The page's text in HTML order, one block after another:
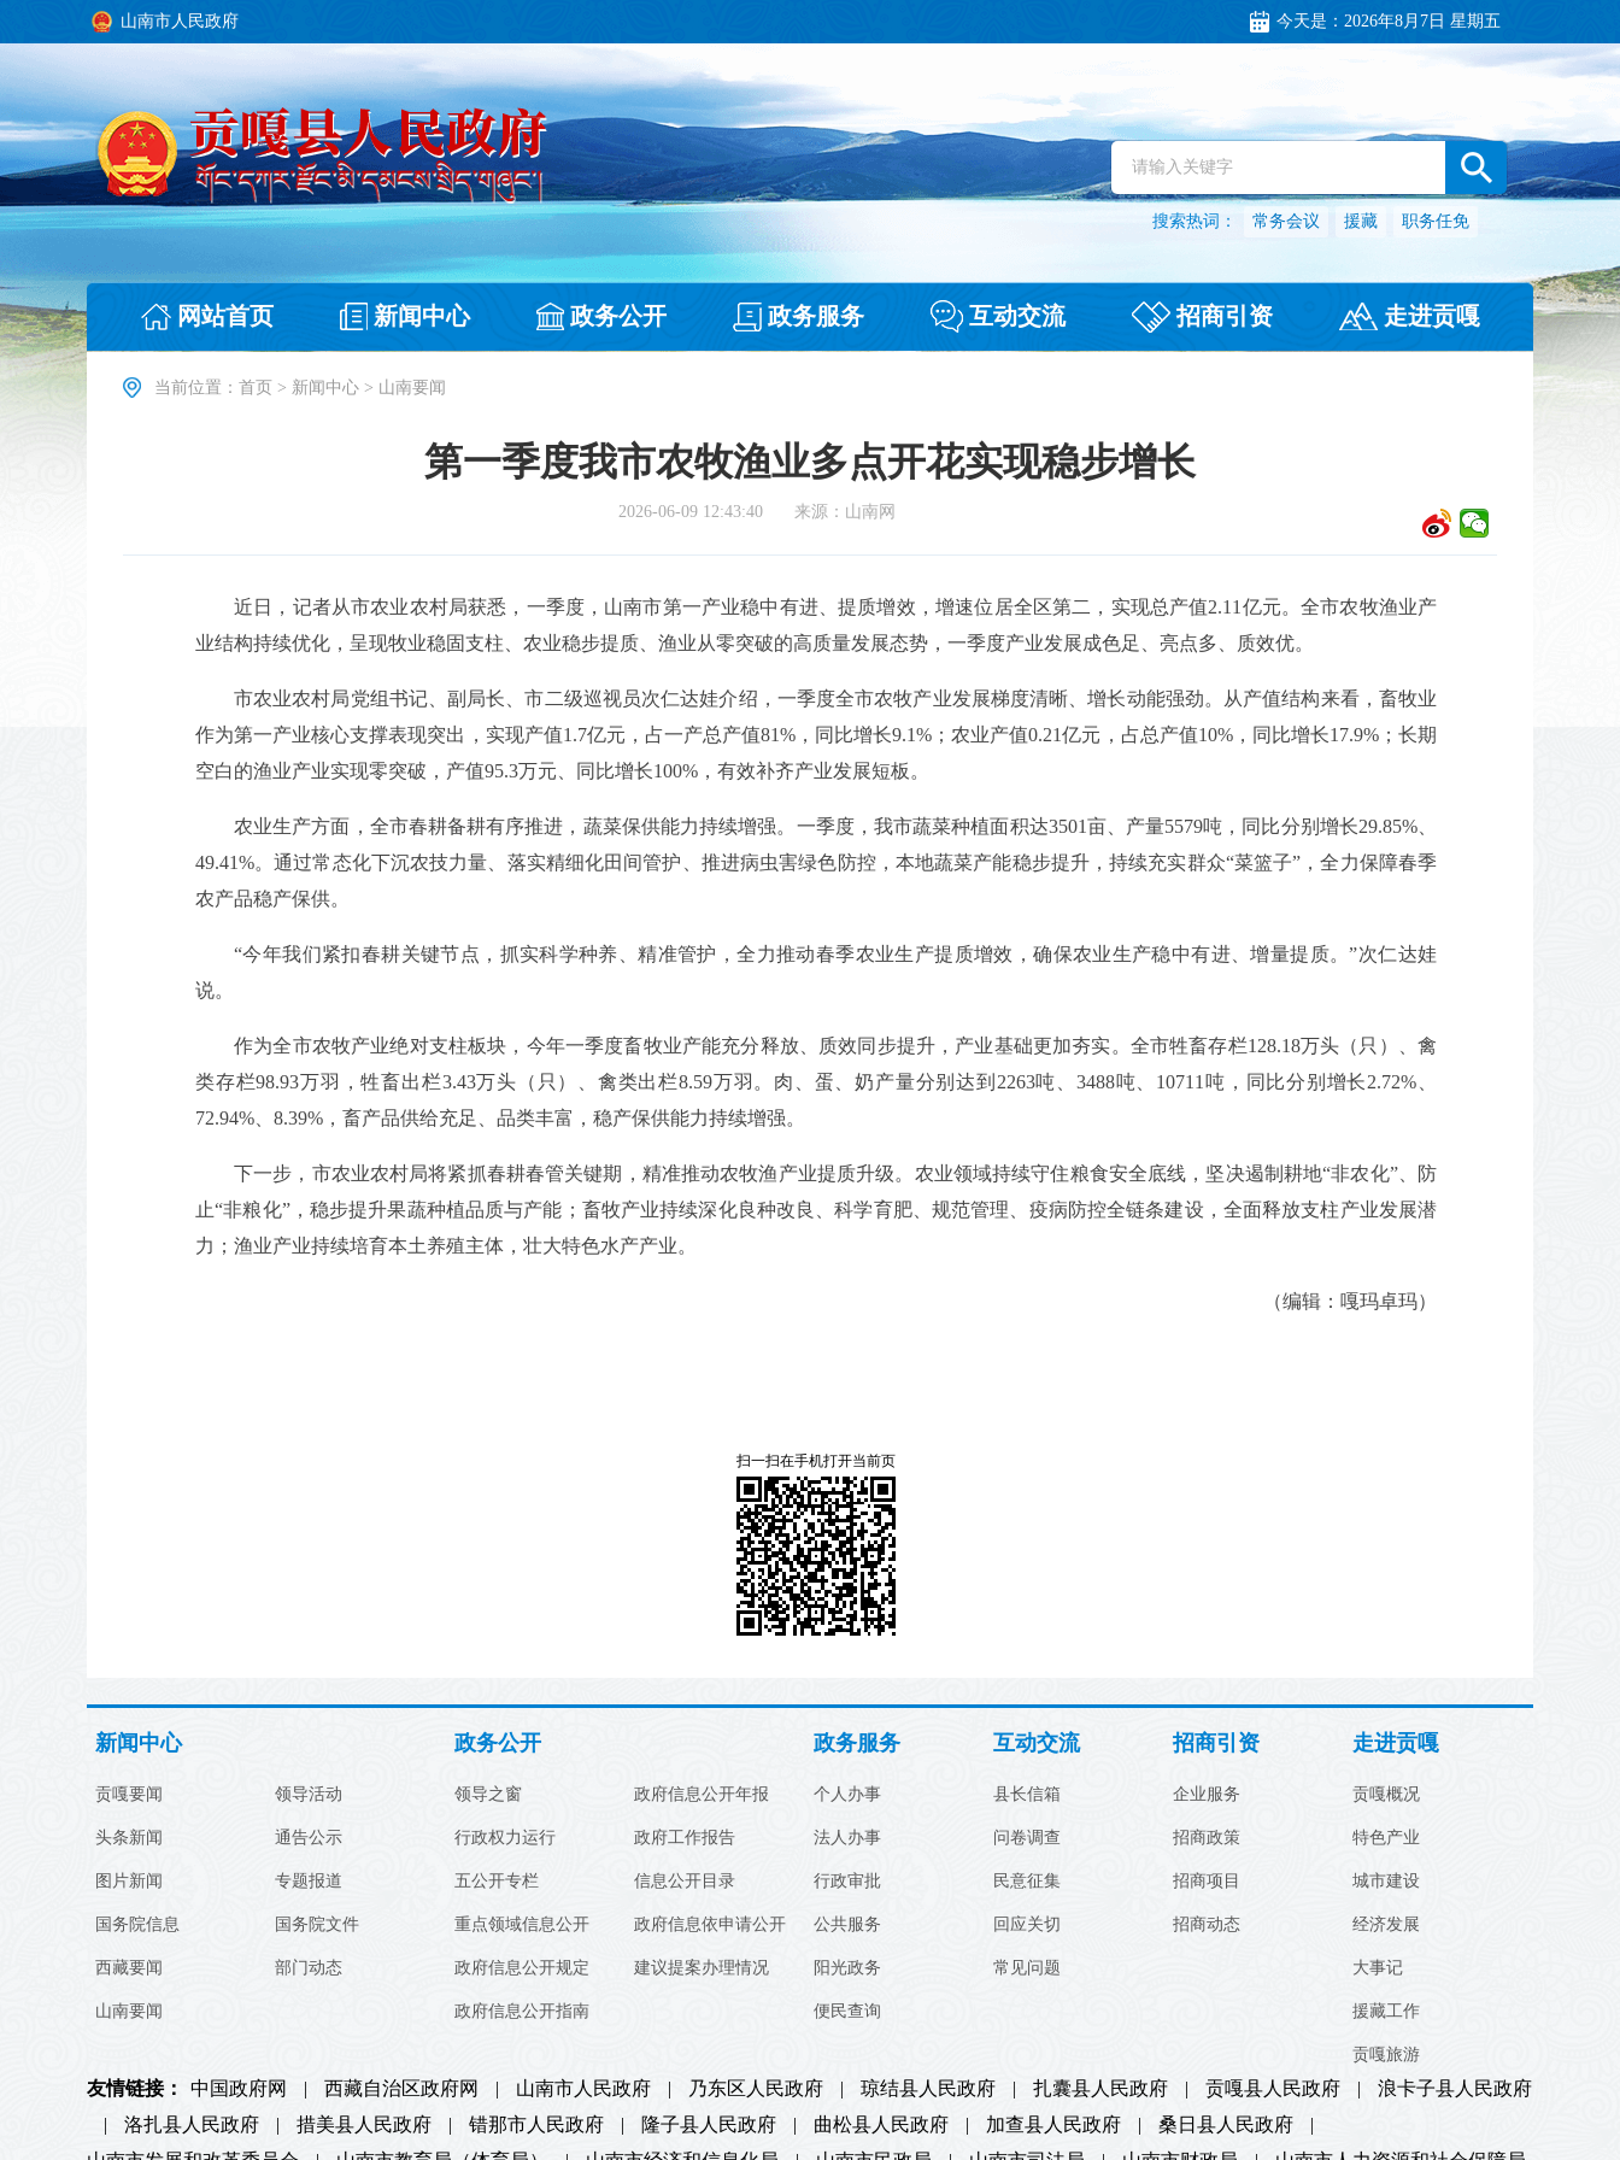
山南市人民政府 今天是： 2026年8月7日 星期五
搜索热词： 常务会议 援藏 职务任免
网站首页 新闻中心 政务公开 政务服务 互动交流 招商引资 走进贡嘎
当前位置： 首页 > 新闻中心 > 山南要闻
第一季度我市农牧渔业多点开花实现稳步增长
2026-06-09 12:43:40 来源：山南网
近日，记者从市农业农村局获悉，一季度，山南市第一产业稳中有进、提质增效，增速位居全区第二，实现总产值2.11亿元。全市农牧渔业产
业结构持续优化，呈现牧业稳固支柱、农业稳步提质、渔业从零突破的高质量发展态势，一季度产业发展成色足、亮点多、质效优。
市农业农村局党组书记、副局长、市二级巡视员次仁达娃介绍，一季度全市农牧产业发展梯度清晰、增长动能强劲。从产值结构来看，畜牧业
作为第一产业核心支撑表现突出，实现产值1.7亿元，占一产总产值81%，同比增长9.1%；农业产值0.21亿元，占总产值10%，同比增长17.9%；长期
空白的渔业产业实现零突破，产值95.3万元、同比增长100%，有效补齐产业发展短板。
农业生产方面，全市春耕备耕有序推进，蔬菜保供能力持续增强。一季度，我市蔬菜种植面积达3501亩、产量5579吨，同比分别增长29.85%、
49.41%。通过常态化下沉农技力量、落实精细化田间管护、推进病虫害绿色防控，本地蔬菜产能稳步提升，持续充实群众“菜篮子”，全力保障春季
农产品稳产保供。
“今年我们紧扣春耕关键节点，抓实科学种养、精准管护，全力推动春季农业生产提质增效，确保农业生产稳中有进、增量提质。”次仁达娃
说。
作为全市农牧产业绝对支柱板块，今年一季度畜牧业产能充分释放、质效同步提升，产业基础更加夯实。全市牲畜存栏128.18万头（只）、禽
类存栏98.93万羽，牲畜出栏3.43万头（只）、禽类出栏8.59万羽。肉、蛋、奶产量分别达到2263吨、3488吨、10711吨，同比分别增长2.72%、
72.94%、8.39%，畜产品供给充足、品类丰富，稳产保供能力持续增强。
下一步，市农业农村局将紧抓春耕春管关键期，精准推动农牧渔产业提质升级。农业领域持续守住粮食安全底线，坚决遏制耕地“非农化”、防
止“非粮化”，稳步提升果蔬种植品质与产能；畜牧产业持续深化良种改良、科学育肥、规范管理、疫病防控全链条建设，全面释放支柱产业发展潜
力；渔业产业持续培育本土养殖主体，壮大特色水产产业。
（编辑：嘎玛卓玛）
扫一扫在手机打开当前页
新闻中心
贡嘎要闻
头条新闻
图片新闻
国务院信息
西藏要闻
山南要闻
领导活动
通告公示
专题报道
国务院文件
部门动态
政务公开
领导之窗
行政权力运行
五公开专栏
重点领域信息公开
政府信息公开规定
政府信息公开指南
政府信息公开年报
政府工作报告
信息公开目录
政府信息依申请公开
建议提案办理情况
政务服务
个人办事
法人办事
行政审批
公共服务
阳光政务
便民查询
互动交流
县长信箱
问卷调查
民意征集
回应关切
常见问题
招商引资
企业服务
招商政策
招商项目
招商动态
走进贡嘎
贡嘎概况
特色产业
城市建设
经济发展
大事记
援藏工作
贡嘎旅游
友情链接： 中国政府网 | 西藏自治区政府网 | 山南市人民政府 | 乃东区人民政府 | 琼结县人民政府 | 扎囊县人民政府 | 贡嘎县人民政府 |
浪卡子县人民政府
|
洛扎县人民政府 | 措美县人民政府 | 错那市人民政府 | 隆子县人民政府 | 曲松县人民政府 | 加查县人民政府 | 桑日县人民政府
|